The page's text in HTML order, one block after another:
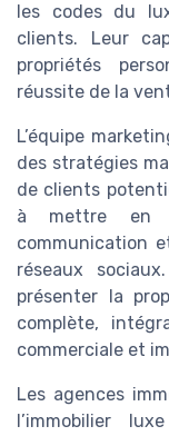
les codes du
clients. Leur
propriétés
réussite de la
L’équipe
des stratégies
de clients
à mettre en
communication
réseaux
présenter la
complète,
commerciale et
Les agences
l’immobilier